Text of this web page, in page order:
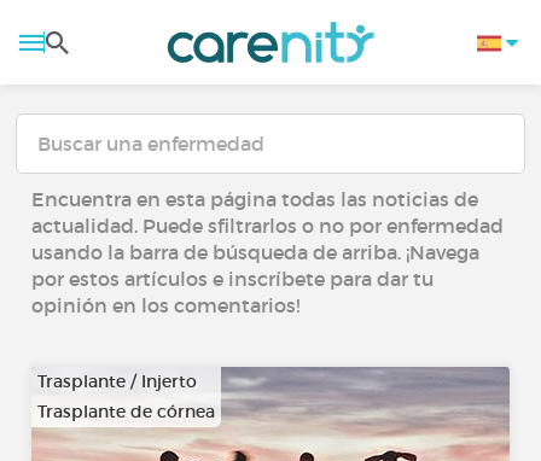
Encuentra en esta página todas las noticias de
actualidad. Puede sfiltrarlos o no por enfermedad
usando la barra de búsqueda de arriba. ¡Navega
por estos artículos e inscríbete para dar tu
opinión en los comentarios!
Trasplante / Injerto
Trasplante de córnea
…